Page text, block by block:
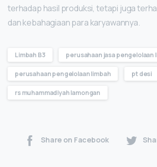
terhadap hasil produksi, tetapi juga
dan kebahagiaan para karyawannya.
Limbah B3 perusahaan jasa pengelolaan
perusahaan pengelolaan limbah pt desi
rs muhammadiyah lamongan
Share on Facebook